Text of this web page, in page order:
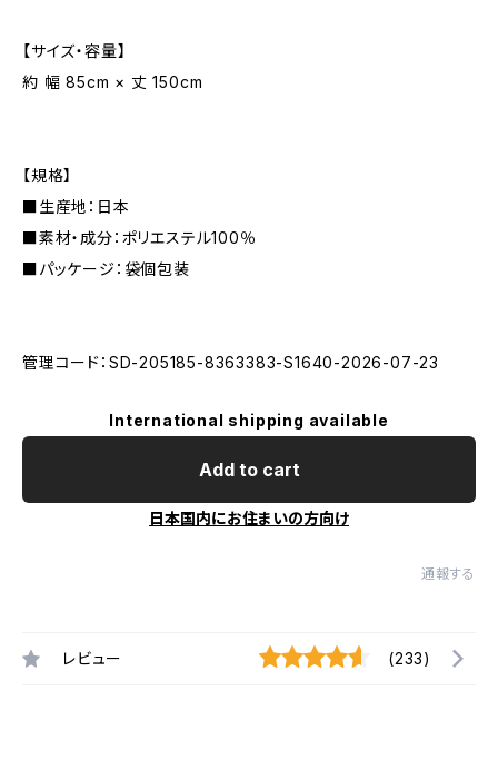
【サイズ・容量】
約 幅 85cm × 丈 150cm
【規格】
■生産地：日本
■素材・成分：ポリエステル100％
■パッケージ：袋個包装
管理コード：SD-205185-8363383-S1640-2026-07-23
International shipping available
Add to cart
日本国内にお住まいの方向け
通報する
レビュー (233)